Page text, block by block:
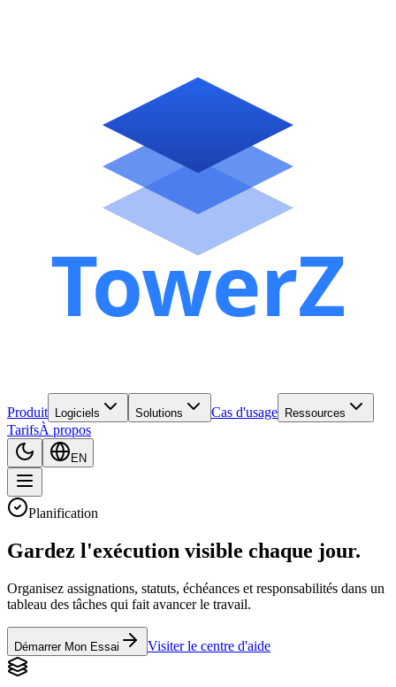
Produit Logiciels Solutions Cas d'usage Ressources
TarifsÀ propos
EN
Planification
Gardez l'exécution visible chaque jour.
Organisez assignations, statuts, échéances et responsabilités dans un
tableau des tâches qui fait avancer le travail.
Démarrer Mon Essai Visiter le centre d'aide